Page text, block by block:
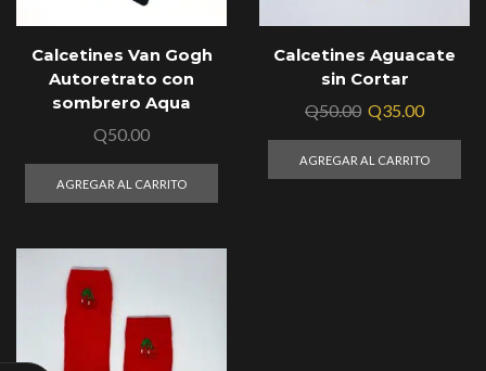
Calcetines Van Gogh
Autoretrato con
sombrero Aqua
Q50.00
AGREGAR AL CARRITO
Calcetines Aguacate
sin Cortar
Q50.00 Q35.00
AGREGAR AL CARRITO